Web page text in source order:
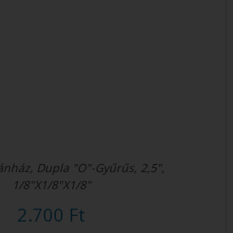
Dupla "O"-Gyűrűs, 2,5",
1/8"x1/8"x1/8"
2.700 Ft